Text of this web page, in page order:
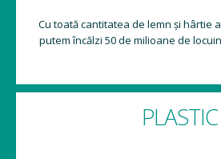
Cu toată cantitatea de lemn și hârtie
putem încălzi 50 de milioane de
PLASTIC